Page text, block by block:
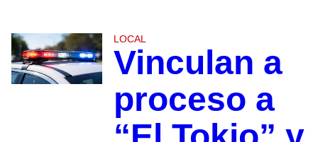
LOCAL
Vinculan a
proceso a